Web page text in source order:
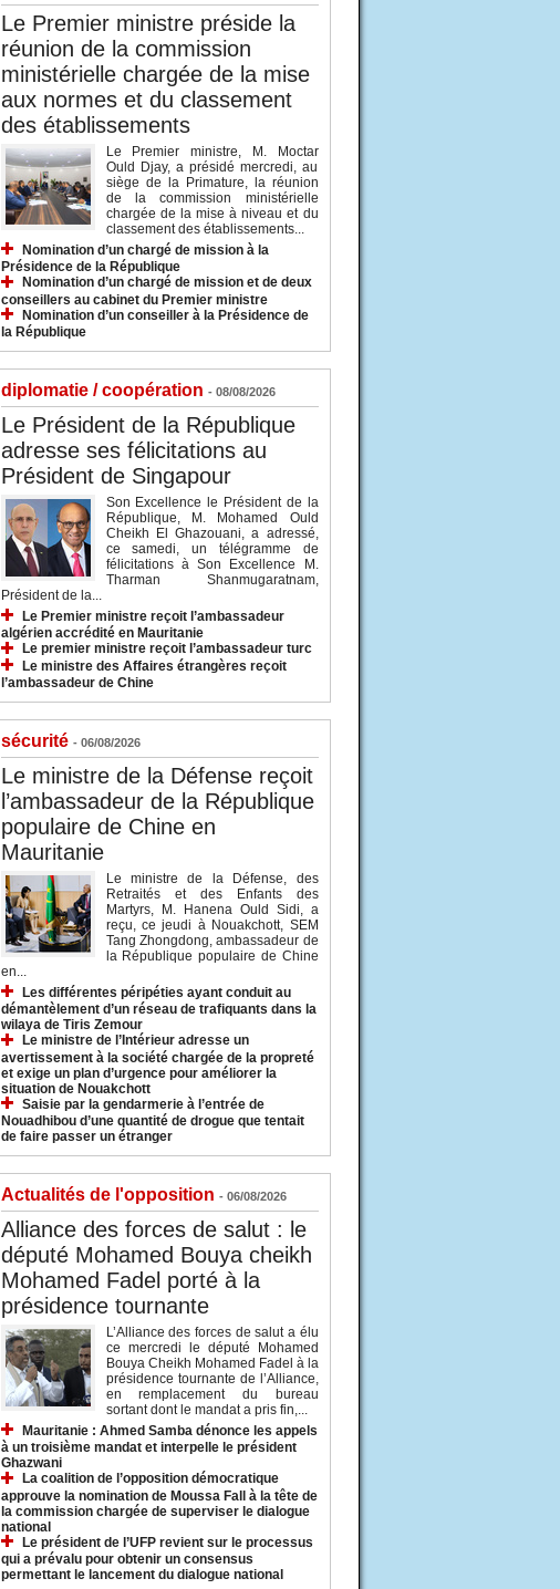
Le Premier ministre préside la
réunion de la commission
ministérielle chargée de la mise
aux normes et du classement
des établissements
Le Premier ministre, M. Moctar
Ould Djay, a présidé mercredi, au
siège de la Primature, la réunion
de la commission ministérielle
chargée de la mise à niveau et du
classement des établissements...
Nomination d’un chargé de mission à la
Présidence de la République
Nomination d’un chargé de mission et de deux
conseillers au cabinet du Premier ministre
Nomination d’un conseiller à la Présidence de
la République
diplomatie / coopération - 08/08/2026
Le Président de la République
adresse ses félicitations au
Président de Singapour
Son Excellence le Président de la
République, M. Mohamed Ould
Cheikh El Ghazouani, a adressé,
ce samedi, un télégramme de
félicitations à Son Excellence M.
Tharman Shanmugaratnam,
Président de la...
Le Premier ministre reçoit l’ambassadeur
algérien accrédité en Mauritanie
Le premier ministre reçoit l’ambassadeur turc
Le ministre des Affaires étrangères reçoit
l’ambassadeur de Chine
sécurité - 06/08/2026
Le ministre de la Défense reçoit
l’ambassadeur de la République
populaire de Chine en
Mauritanie
Le ministre de la Défense, des
Retraités et des Enfants des
Martyrs, M. Hanena Ould Sidi, a
reçu, ce jeudi à Nouakchott, SEM
Tang Zhongdong, ambassadeur de
la République populaire de Chine
en...
Les différentes péripéties ayant conduit au
démantèlement d’un réseau de trafiquants dans la
wilaya de Tiris Zemour
Le ministre de l’Intérieur adresse un
avertissement à la société chargée de la propreté
et exige un plan d’urgence pour améliorer la
situation de Nouakchott
Saisie par la gendarmerie à l’entrée de
Nouadhibou d’une quantité de drogue que tentait
de faire passer un étranger
Actualités de l'opposition - 06/08/2026
Alliance des forces de salut : le
député Mohamed Bouya cheikh
Mohamed Fadel porté à la
présidence tournante
L’Alliance des forces de salut a élu
ce mercredi le député Mohamed
Bouya Cheikh Mohamed Fadel à la
présidence tournante de l’Alliance,
en remplacement du bureau
sortant dont le mandat a pris fin,...
Mauritanie : Ahmed Samba dénonce les appels
à un troisième mandat et interpelle le président
Ghazwani
La coalition de l’opposition démocratique
approuve la nomination de Moussa Fall à la tête de
la commission chargée de superviser le dialogue
national
Le président de l’UFP revient sur le processus
qui a prévalu pour obtenir un consensus
permettant le lancement du dialogue national